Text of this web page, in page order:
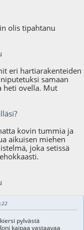
olis tipahtanu
eri hartiarakenteiden
samaan
heti ovella. Mut
kovin tummia ja
aikuisen miehen
joka setissä
pylvästä
kaipaa vastaavaa